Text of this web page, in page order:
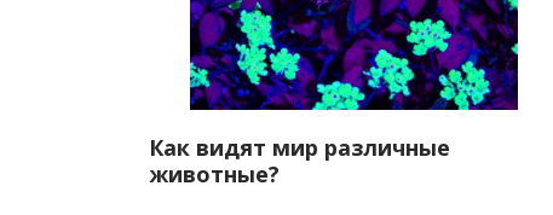
Как видят мир различные
животные?